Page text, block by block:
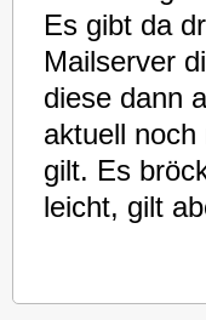
Es gibt da
Mailserver
diese dann
aktuell
gilt. Es
leicht, gilt